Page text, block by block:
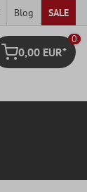
Blog SALE
Košarica
0
0,00 EUR*